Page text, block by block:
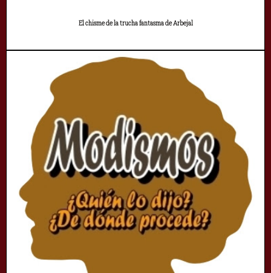
El chisme de la trucha fantasma de Arbejal